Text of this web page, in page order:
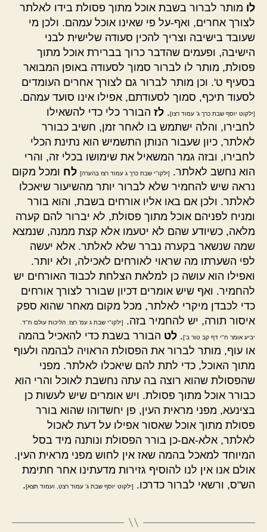
לו מותר לברור בשבת אוכל מתוך פסולת בידו לאלתר
לצורך אחרים, ואף-על פי שאינו אוכל עמהם. ולכן מי
שעובד בישיבה וצריך להכין סעודה שלישית לבני
הישיבה, ופעמים שהדבר כרוך בברירת אוכל מתוך
פסולת, מותר לו לברור סמוך לסעודה באופן המבואר
בסעיף ט'. וכן מותר לברור גם לצורך אחרים העומדים
לסעוד תיכף, סמוך לסעודתם, אפילו אינו סועד עמהם.
[ילקוט יוסף שבת כרך ג' עמוד רצו]. לז הבורר כלי כדי להשאילו
לחבירו, והלה ישתמש בו לאחר זמן, חשיב כבורר
לאלתר, כיון שעבור הנותן התשמיש הוא נתינת הכלי
לחבירו, ובזה גמר המשאיל את שימושו בכלי זה, והרי
הוא נחשב לאלתר.
[ילקו"י שבת כרך ג עמוד רצז בהערה] לח ומכל מקום
נראה שיש להחמיר שלא לברור יותר מהשיעור שיאכלו
לאלתר. ולכן אם באו אליו אורחים בשבת, והוא בורר
ומניח לפניהם אוכל מתוך פסולת, לא יברור להם קערה
מלאה, כשיודע שהם לא יטעמו אלא קצת ממנה, שנמצא
שמה שנשאר בקערה נברר שלא לאלתר. אלא יעשה
לפי השערתו מה שראוי לאורחים לאכילה, ולא יותר.
ואפילו הוא עושה כן למלאת הצלחת לכבוד האורחים יש
להחמיר. ואף שיש אומרים דכיון שבורר לצורך אורחים
כדי לכבדן מיקרי לאלתר, מכל מקום מאחר שהוא ספק
איסור תורה, יש להחמיר בזה.
[ילקו"י שבת ג עמ' רצז. הליכות עולם ח"ד.
יביע אומר ח"י דף קב טור ב']. לט הבורר בשבת כדי להאכיל בהמה
או עוף, מותר לברור את הפסולת הראויה לבהמה ולעוף
מתוך האוכל, כדי לתת להם שיאכלו לאלתר. מפני
שהפסולת שהוא רוצה בה עתה נחשבת לאוכל והרי הוא
כבורר אוכל מתוך פסולת. ויש אומרים שיש לעשות כן
בצינעא, מפני מראית העין, פן יחשדוהו שהוא בורר
פסולת מתוך אוכל שאסור אפילו על דעת לאכול
לאלתר, אלא-אם-כן בורר הפסולת ונותנה מיד בסל
המיוחד למאכל בהמה שאז אין לחוש מפני מראית העין.
אולם אנו אין לנו להוסיף גזירות מדעתינו אחר חתימת
הש"ס, ורשאי לברור כדרכו.
[ילקוט יוסף שבת ג' עמוד רצט, ועמוד תצא].